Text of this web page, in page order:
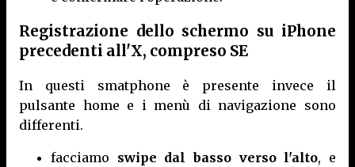
Registrazione dello schermo su iPhone
precedenti all'X, compreso SE
In questi smatphone è presente invece il
pulsante home e i menù di navigazione sono
differenti.
facciamo swipe dal basso verso l'alto, e